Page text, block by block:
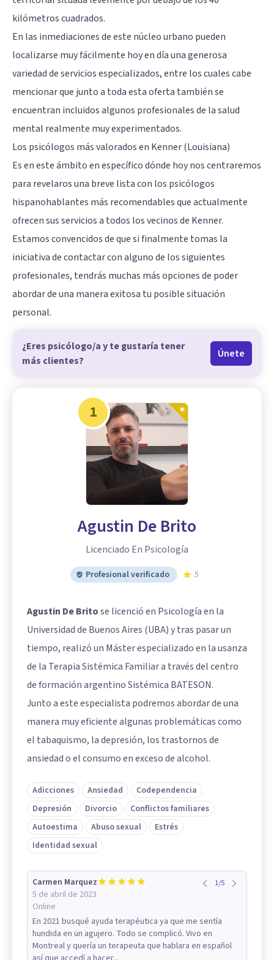
kilómetros cuadrados.
En las inmediaciones de este núcleo urbano pueden
localizarse muy fácilmente hoy en día una generosa
variedad de servicios especializados, entre los cuales cabe
mencionar que junto a toda esta oferta también se
encuentran incluidos algunos profesionales de la salud
mental realmente muy experimentados.
Los psicólogos más valorados en Kenner (Louisiana)
Es en este ámbito en específico dónde hoy nos centraremos
para revelaros una breve lista con los psicólogos
hispanohablantes más recomendables que actualmente
ofrecen sus servicios a todos los vecinos de Kenner.
Estamos convencidos de que si finalmente tomas la
iniciativa de contactar con alguno de los siguientes
profesionales, tendrás muchas más opciones de poder
abordar de una manera exitosa tu posible situación
personal.
¿Eres psicólogo/a y te gustaría tener
más clientes?
Únete
1
Agustin De Brito
Licenciado En Psicología
Profesional verificado 5
Agustin De Britose licenció en Psicología en la
Universidad de Buenos Aires (UBA) y tras pasar un
tiempo, realizó un Máster especializado en la usanza
de la Terapia Sistémica Familiar a través del centro
de formación argentino Sistémica BATESON.
Junto a este especialista podremos abordar de una
manera muy eficiente algunas problemáticas como
el tabaquismo, la depresión, los trastornos de
ansiedad o el consumo en exceso de alcohol.
Adicciones Ansiedad
Codependencia
Depresión
Divorcio
Conflictos familiares
Autoestima
Abuso sexual
Estrés
Identidad sexual
Carmen Marquez
5 de abril de 2023
Online
1/5
En 2021 busqué ayuda terapéutica ya que me sentía
hundida en un agujero. Todo se complicó. Vivo en
Montreal y quería un terapeuta que hablara en español